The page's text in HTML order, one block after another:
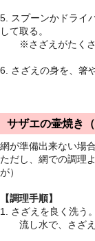
5. スプーンかドライ
して取る。
※さざえがたくさ
6. さざえの身を、箸
サザエの壷焼き（
網が準備出来ない場
ただし、網での調理
が）
【調理手順】
1. さざえを良く洗う。
流し水で、さざえ